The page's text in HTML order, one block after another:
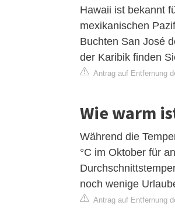
Hawaii ist bekannt
mexikanischen
Buchten San José
der Karibik finden
Antrag auf Entfernung
Wie warm
Während die
°C im Oktober für
noch wenige
Antrag auf Entfernung